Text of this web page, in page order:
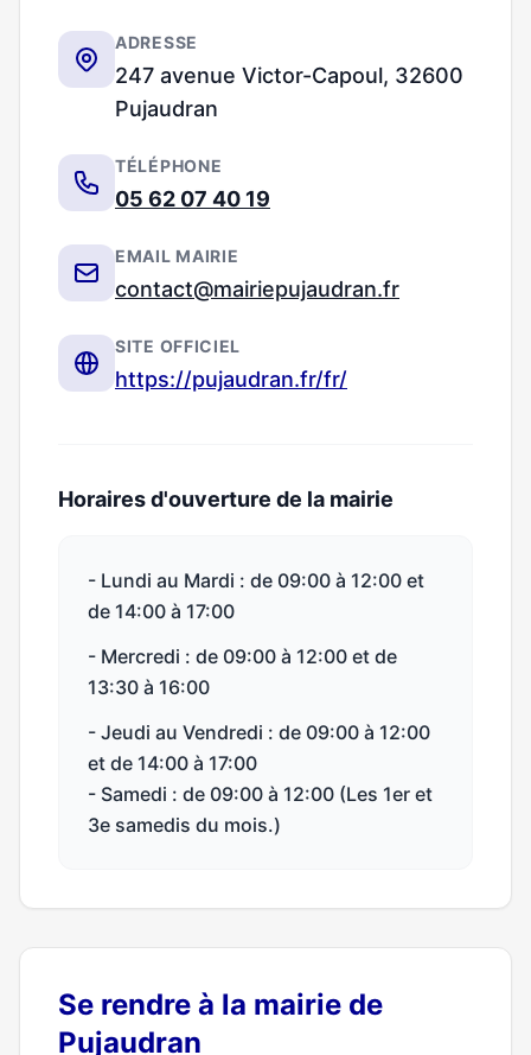
ADRESSE
247 avenue Victor-Capoul, 32600
Pujaudran
TÉLÉPHONE
05 62 07 40 19
EMAIL MAIRIE
contact@mairiepujaudran.fr
SITE OFFICIEL
https://pujaudran.fr/fr/
Horaires d'ouverture de la mairie
- Lundi au Mardi : de 09:00 à 12:00 et
de 14:00 à 17:00
- Mercredi : de 09:00 à 12:00 et de
13:30 à 16:00
- Jeudi au Vendredi : de 09:00 à 12:00
et de 14:00 à 17:00
- Samedi : de 09:00 à 12:00 (Les 1er et
3e samedis du mois.)
Se rendre à la mairie de
Pujaudran